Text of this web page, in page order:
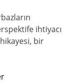
ihtiyacı
bir